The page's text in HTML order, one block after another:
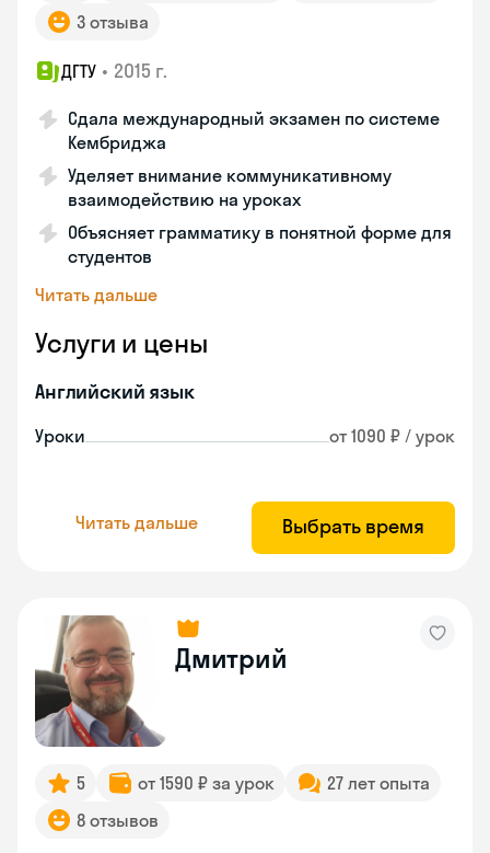
3 отзыва
ДГТУ • 2015 г.
Сдала международный экзамен по системе
Кембриджа
Уделяет внимание коммуникативному
взаимодействию на уроках
Объясняет грамматику в понятной форме для
студентов
Читать дальше
Услуги и цены
Английский язык
Уроки от 1090 ₽ / урок
Читать дальше Выбрать время
Дмитрий
5 от 1590 ₽ за урок
27 лет опыта
8 отзывов